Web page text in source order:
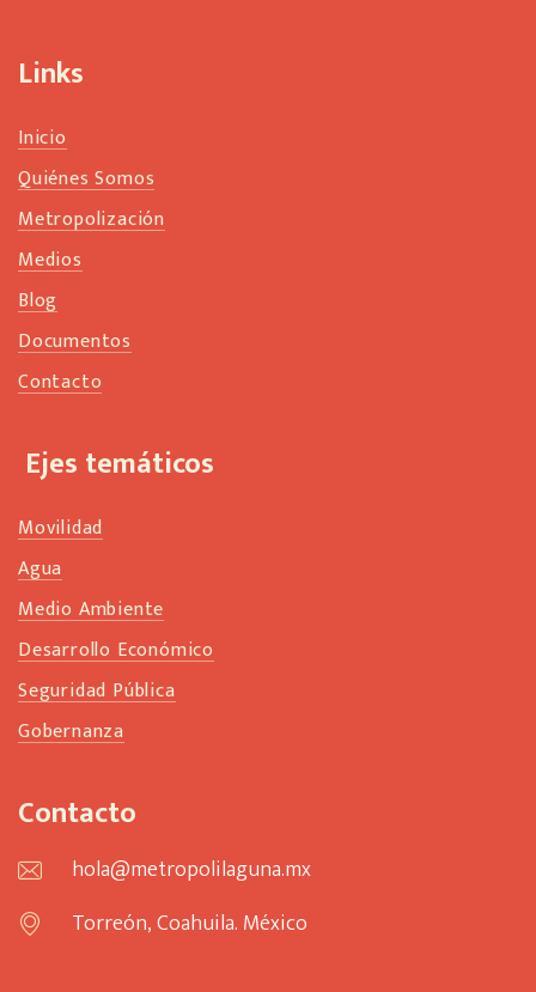
Links
Inicio
Quiénes Somos
Metropolización
Medios
Blog
Documentos
Contacto
Ejes temáticos
Movilidad
Agua
Medio Ambiente
Desarrollo Económico
Seguridad Pública
Gobernanza
Contacto
hola@metropolilaguna.mx
Torreón, Coahuila. México